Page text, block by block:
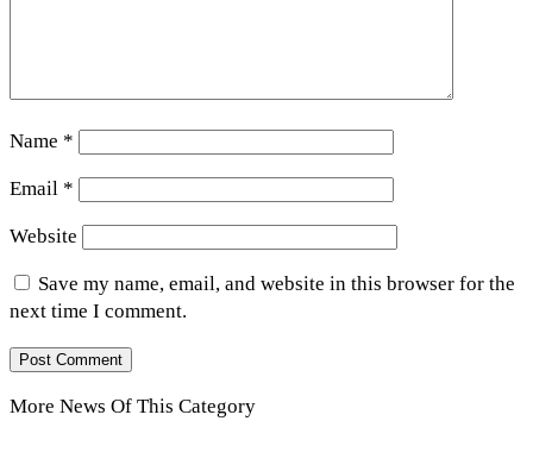
Name *
Email *
Website
Save my name, email, and website in this browser for the
next time I comment.
More News Of This Category